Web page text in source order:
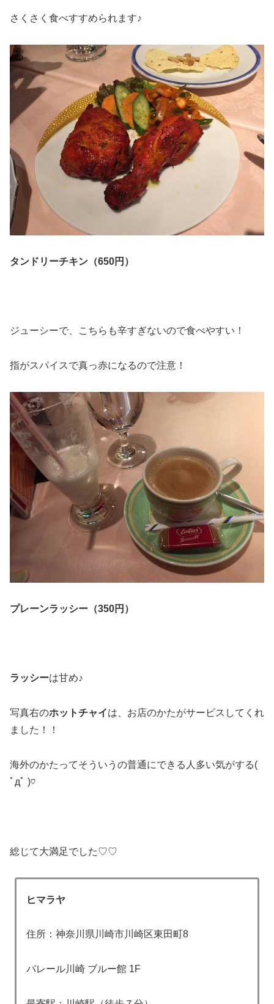
さくさく食べすすめられます♪
タンドリーチキン（650円）
ジューシーで、こちらも辛すぎないので食べやすい！
指がスパイスで真っ赤になるので注意！
プレーンラッシー（350円）
ラッシーは甘め♪
写真右のホットチャイは、お店のかたがサービスしてくれ
ました！！
海外のかたってそういうの普通にできる人多い気がする(
ﾟдﾟ )♡
総じて大満足でした♡♡
ヒマラヤ
住所：神奈川県川崎市川崎区東田町8
パレール川崎 ブルー館 1F